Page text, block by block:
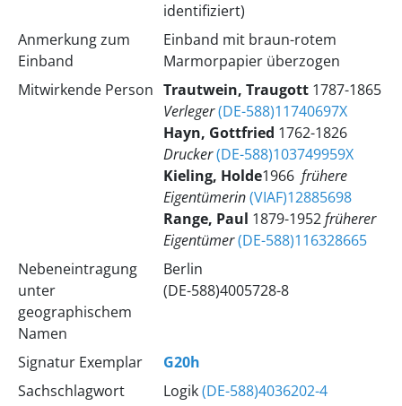
identifiziert)
Anmerkung zum
Einband
Einband mit braun-rotem
Marmorpapier überzogen
Mitwirkende Person Trautwein, Traugott 1787-1865
Verleger(DE-588)11740697X
Hayn, Gottfried 1762-1826
Drucker(DE-588)103749959X
Kieling, Holde‏ frühere
Eigentümerin(VIAF)12885698
Range, Paul 1879-1952früherer
Eigentümer(DE-588)116328665
Nebeneintragung
unter
geographischem
Namen
Berlin
(DE-588)4005728-8
Signatur Exemplar
G20h
Sachschlagwort
Logik(DE-588)4036202-4